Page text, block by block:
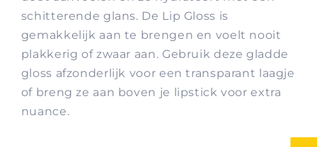
schitterende glans. De Lip Gloss is
gemakkelijk aan te brengen en voelt nooit
plakkerig of zwaar aan. Gebruik deze gladde
gloss afzonderlijk voor een transparant laagje
of breng ze aan boven je lipstick voor extra
nuance.